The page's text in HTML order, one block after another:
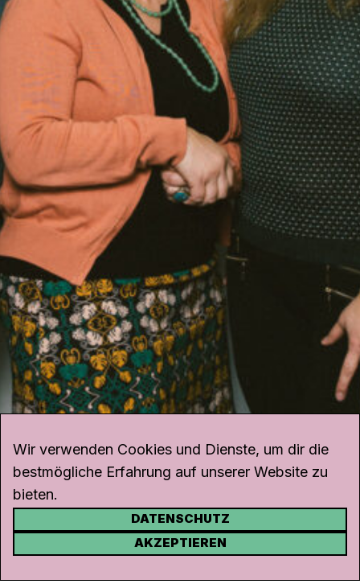
TuneIn
Details zum PodcastRadyo ATA
KONTAKT
Wir verwenden Cookies und Dienste, um dir die
bestmögliche Erfahrung auf unserer Website zu
bieten.
DATENSCHUTZ
AKZEPTIEREN